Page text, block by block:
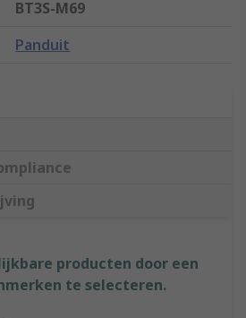
BT3S-M69
Panduit
producten door een
te selecteren.